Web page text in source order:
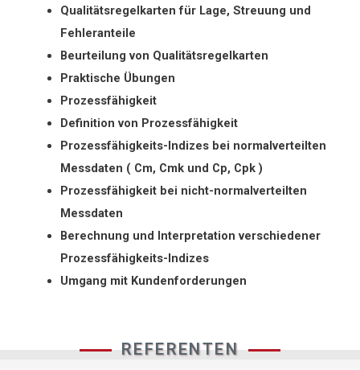
Qualitätsregelkarten für Lage, Streuung und
Fehleranteile
Beurteilung von Qualitätsregelkarten
Praktische Übungen
Prozessfähigkeit
Definition von Prozessfähigkeit
Prozessfähigkeits-Indizes bei normalverteilten
Messdaten ( Cm, Cmk und Cp, Cpk )
Prozessfähigkeit bei nicht-normalverteilten
Messdaten
Berechnung und Interpretation verschiedener
Prozessfähigkeits-Indizes
Umgang mit Kundenforderungen
REFERENTEN